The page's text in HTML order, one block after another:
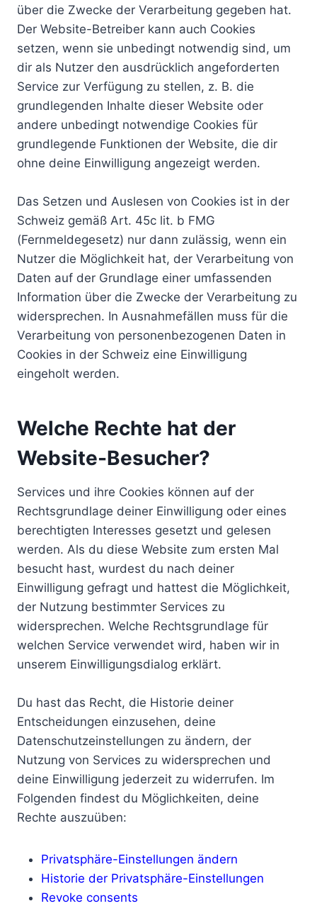
über die Zwecke der Verarbeitung gegeben hat.
Der Website-Betreiber kann auch Cookies
setzen, wenn sie unbedingt notwendig sind, um
dir als Nutzer den ausdrücklich angeforderten
Service zur Verfügung zu stellen, z. B. die
grundlegenden Inhalte dieser Website oder
andere unbedingt notwendige Cookies für
grundlegende Funktionen der Website, die dir
ohne deine Einwilligung angezeigt werden.
Das Setzen und Auslesen von Cookies ist in der
Schweiz gemäß Art. 45c lit. b FMG
(Fernmeldegesetz) nur dann zulässig, wenn ein
Nutzer die Möglichkeit hat, der Verarbeitung von
Daten auf der Grundlage einer umfassenden
Information über die Zwecke der Verarbeitung zu
widersprechen. In Ausnahmefällen muss für die
Verarbeitung von personenbezogenen Daten in
Cookies in der Schweiz eine Einwilligung
eingeholt werden.
Welche Rechte hat der
Website-Besucher?
Services und ihre Cookies können auf der
Rechtsgrundlage deiner Einwilligung oder eines
berechtigten Interesses gesetzt und gelesen
werden. Als du diese Website zum ersten Mal
besucht hast, wurdest du nach deiner
Einwilligung gefragt und hattest die Möglichkeit,
der Nutzung bestimmter Services zu
widersprechen. Welche Rechtsgrundlage für
welchen Service verwendet wird, haben wir in
unserem Einwilligungsdialog erklärt.
Du hast das Recht, die Historie deiner
Entscheidungen einzusehen, deine
Datenschutzeinstellungen zu ändern, der
Nutzung von Services zu widersprechen und
deine Einwilligung jederzeit zu widerrufen. Im
Folgenden findest du Möglichkeiten, deine
Rechte auszuüben:
Privatsphäre-Einstellungen ändern
Historie der Privatsphäre-Einstellungen
Revoke consents